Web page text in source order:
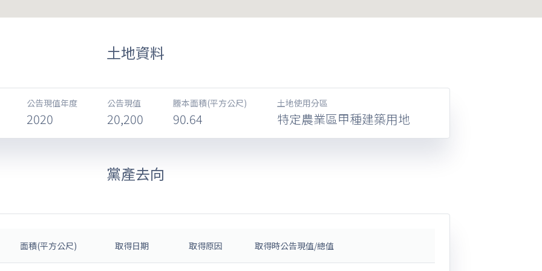
土地資料
公告現值年度
2020
公告現值
20,200
謄本面積(平方公尺)
90.64
土地使用分區
特定農業區甲種建築用地
黨產去向
面積(平方公尺) 取得日期 取得原因 取得時公告現值/總值